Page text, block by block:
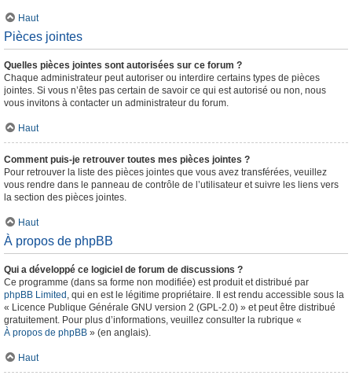
Haut
Pièces jointes
Quelles pièces jointes sont autorisées sur ce forum ?
Chaque administrateur peut autoriser ou interdire certains types de pièces
jointes. Si vous n’êtes pas certain de savoir ce qui est autorisé ou non, nous
vous invitons à contacter un administrateur du forum.
Haut
Comment puis-je retrouver toutes mes pièces jointes ?
Pour retrouver la liste des pièces jointes que vous avez transférées, veuillez
vous rendre dans le panneau de contrôle de l’utilisateur et suivre les liens vers
la section des pièces jointes.
Haut
À propos de phpBB
Qui a développé ce logiciel de forum de discussions ?
Ce programme (dans sa forme non modifiée) est produit et distribué par
phpBB Limited , qui en est le légitime propriétaire. Il est rendu accessible sous la
« Licence Publique Générale GNU version 2 (GPL-2.0) » et peut être distribué
gratuitement. Pour plus d’informations, veuillez consulter la rubrique «
À propos de phpBB » (en anglais).
Haut